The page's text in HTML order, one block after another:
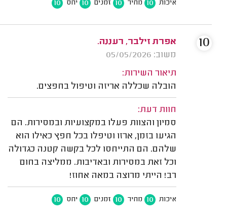
איכות 10 מחיר 10 זמנים 10 יחס 10
אפרת זילבר, רעננה.
משוב: 05/05/2026
תיאור השירות:
הובלה שכללה אריזה וטיפול בחפצים.
חוות דעת:
סמיון והצוות פעלו במקצועיות ובמסירות. הם
הגיעו בזמן, ארזו וטיפלו בכל חפץ כאילו הוא
שלהם. הם התייחסו לכל בקשה קטנה כגדולה
וכל זאת במסירות ובאדיבות. ממליצה בחום
רב! הייתי מרוצה במאה אחוז!
איכות 10 מחיר 10 זמנים 10 יחס 10
10